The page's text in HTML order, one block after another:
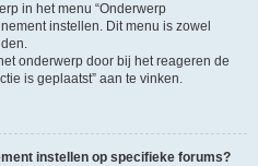
in het menu “Onderwerp
instellen. Dit menu is zowel
onderwerp door bij het reageren de
is geplaatst” aan te vinken.
instellen op specifieke forums?